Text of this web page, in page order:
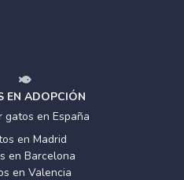
EN ADOPCIÓN
gatos en España
en Madrid
en Barcelona
en Valencia